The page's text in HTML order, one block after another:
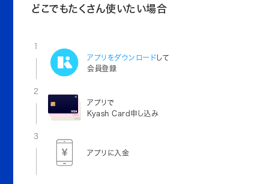
どこでもたくさん使いたい場合
1
アプリをダウンロードして
会員登録
2
アプリで
Kyash Card申し込み
3
アプリに入金